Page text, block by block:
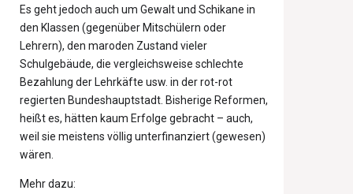
Es geht jedoch auch um Gewalt und Schikane in
den Klassen (gegenüber Mitschülern oder
Lehrern), den maroden Zustand vieler
Schulgebäude, die vergleichsweise schlechte
Bezahlung der Lehrkäfte usw. in der rot-rot
regierten Bundeshauptstadt. Bisherige Reformen,
heißt es, hätten kaum Erfolge gebracht – auch,
weil sie meistens völlig unterfinanziert (gewesen)
wären.
Mehr dazu: